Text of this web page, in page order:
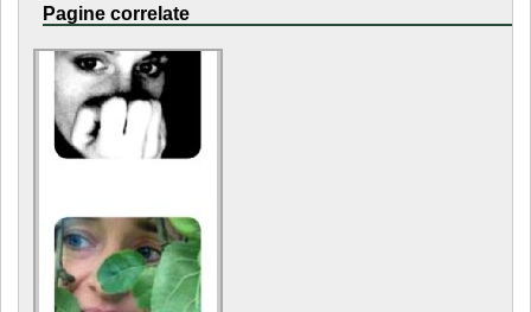
Pagine correlate